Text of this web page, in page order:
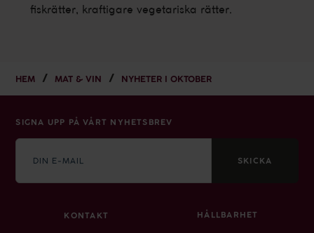
fiskrätter, kraftigare vegetariska rätter.
HEM MAT & VIN NYHETER I OKTOBER
SIGNA UPP PÅ VÅRT NYHETSBREV
mail SKICKA
KONTAKT HÅLLBARHET